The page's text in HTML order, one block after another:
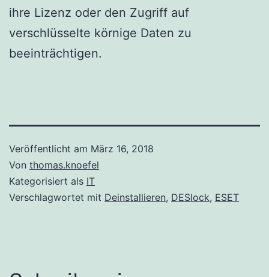
ihre Lizenz oder den Zugriff auf
verschlüsselte körnige Daten zu
beeinträchtigen.
Veröffentlicht am März 16, 2018
Von thomas.knoefel
Kategorisiert als IT
Verschlagwortet mit Deinstallieren, DESlock, ESET